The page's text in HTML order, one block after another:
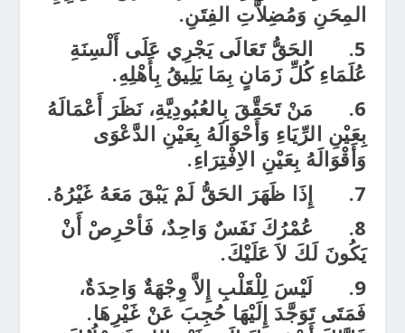
المِحَنِ وَمُضِلاَّتِ الفِتَنِ.
5.
الحَقُّ تَعَالَى يَجْرِي عَلَى أَلْسِنَةِ
عُلَمَاءِ كُلِّ زَمَانٍ بِمَا يَلِيقُ بِأَهْلِهِ.
6.
مَنْ تَحَقَّقَ بِالعُبُودِيَّةِ، نَظَرَ أَعْمَالَهُ
بِعَيْنِ الرِّيَاءِ وَأَحْوَالَهُ بِعَيْنِ الدَّعْوَى
وَأَقْوَالَهُ بِعَيْنِ الاِفْتِرَاءِ.
7.
إِذَا ظَهَرَ الحَقُّ لَمْ يَبْقَ مَعَهُ غَيْرُهُ.
8.
عُمْرُكَ نَفَسٌ وَاحِدٌ، فَأحْرِصْ أَنْ
يَكُونَ لَكَ لاَ عَلَيْكَ.
9.
لَيْسَ لِلْقَلْبِ إِلاَّ وِجْهَةٌ وَاحِدَةٌ،
فَمَتَى تَوَجَّدَ إِلَيْهَا حُجِبَ عَنْ غَيْرِهَا.